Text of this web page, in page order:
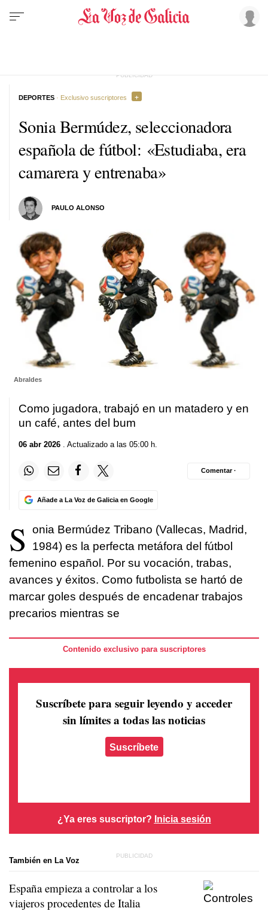
Sonia Bermúdez, seleccionadora
española de fútbol: «Estudiaba, era
camarera y entrenaba»
PAULO ALONSO
DEPORTES · Exclusivo suscriptores
Abraldes
Como jugadora, trabajó en un matadero y en
un café, antes del bum
06 abr 2026 . Actualizado a las 05:00 h.
Añade a La Voz de Galicia en Google
Comentar ·
S
onia Bermúdez Tribano (Vallecas, Madrid,
1984) es la perfecta metáfora del fútbol
femenino español. Por su vocación, trabas,
avances y éxitos. Como futbolista se hartó de
marcar goles después de encadenar trabajos
precarios mientras se
Contenido exclusivo para suscriptores
Suscríbete para seguir leyendo y acceder
sin límites a todas las noticias
Suscríbete
¿Ya eres suscriptor? Inicia sesión
También en La Voz
España empieza a controlar a los
viajeros procedentes de Italia